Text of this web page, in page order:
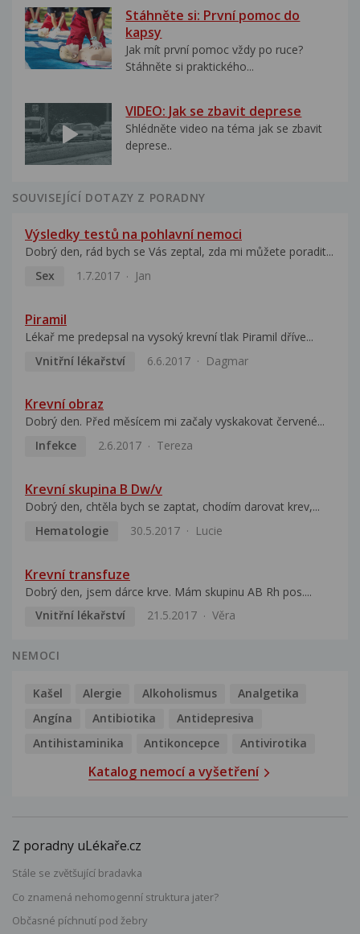
Stáhněte si: První pomoc do
kapsy
Jak mít první pomoc vždy po ruce?
Stáhněte si praktického...
VIDEO: Jak se zbavit deprese
Shlédněte video na téma jak se zbavit
deprese..
SOUVISEJÍCÍ DOTAZY Z PORADNY
Výsledky testů na pohlavní nemoci
Dobrý den, rád bych se Vás zeptal, zda mi můžete poradit...
Sex
1.7.2017 Jan
Piramil
Lékař me predepsal na vysoký krevní tlak Piramil dříve...
Vnitřní lékařství
6.6.2017 Dagmar
Krevní obraz
Dobrý den. Před měsícem mi začaly vyskakovat červené...
Infekce
2.6.2017 Tereza
Krevní skupina B Dw/v
Dobrý den, chtěla bych se zaptat, chodím darovat krev,...
Hematologie
30.5.2017 Lucie
Krevní transfuze
Dobrý den, jsem dárce krve. Mám skupinu AB Rh pos....
Vnitřní lékařství
21.5.2017 Věra
NEMOCI
Kašel Alergie Alkoholismus
Analgetika
Angína
Antibiotika
Antidepresiva
Antihistaminika
Antikoncepce Antivirotika
Katalog nemocí a vyšetření
Z poradny uLékaře.cz
Stále se zvětšující bradavka
Co znamená nehomogenní struktura jater?
Občasné píchnutí pod žebry